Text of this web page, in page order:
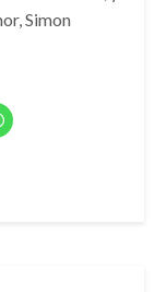
Simon